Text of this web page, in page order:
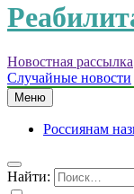
Новостная рассылка
Случайные новости
Меню
Россиянам
Найти: